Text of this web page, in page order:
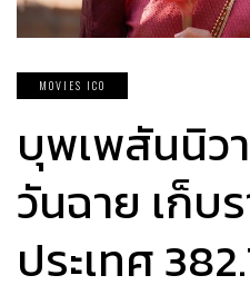
MOVIES ICO
บุพเพสันนิว
วันฉาย เก็บ
ประเทศ